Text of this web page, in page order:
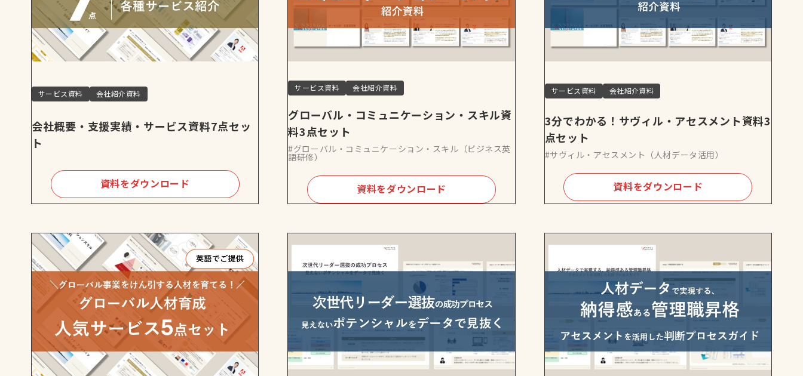
サービス資料 会社紹介資料
会社概要・支援実績・サービス資料7点セッ
ト
資料をダウンロード
サービス資料 会社紹介資料
グローバル・コミュニケーション・スキル資
料3点セット
#グローバル・コミュニケーション・スキル（ビジネス英
語研修）
資料をダウンロード
サービス資料 会社紹介資料
3分でわかる！サヴィル・アセスメント資料3
点セット
#サヴィル・アセスメント（人材データ活用）
資料をダウンロード